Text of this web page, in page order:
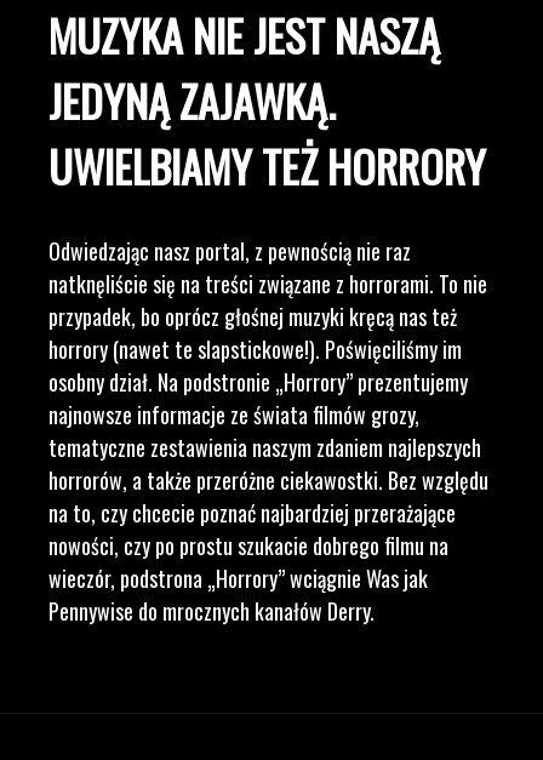
MUZYKA NIE JEST NASZĄ
JEDYNĄ ZAJAWKĄ.
UWIELBIAMY TEŻ HORRORY
Odwiedzając nasz portal, z pewnością nie raz
natknęliście się na treści związane z horrorami. To nie
przypadek, bo oprócz głośnej muzyki kręcą nas też
horrory (nawet te slapstickowe!). Poświęciliśmy im
osobny dział. Na podstronie „Horrory” prezentujemy
najnowsze informacje ze świata filmów grozy,
tematyczne zestawienia naszym zdaniem najlepszych
horrorów, a także przeróżne ciekawostki. Bez względu
na to, czy chcecie poznać najbardziej przerażające
nowości, czy po prostu szukacie dobrego filmu na
wieczór, podstrona „Horrory” wciągnie Was jak
Pennywise do mrocznych kanałów Derry.